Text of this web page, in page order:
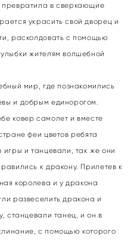
превратила в сверкающие
украсить свой дворец и
расколдовать с помощью
жителям волшебной
мир, где познакомились
и добрым единорогом.
ковер самолет и вместе
феи цветов ребята
игры и танцевали, так же они
к дракону. Прилетев к
королева и у дракона
развеселить дракона и
станцевали танец, и он в
с помощью которого